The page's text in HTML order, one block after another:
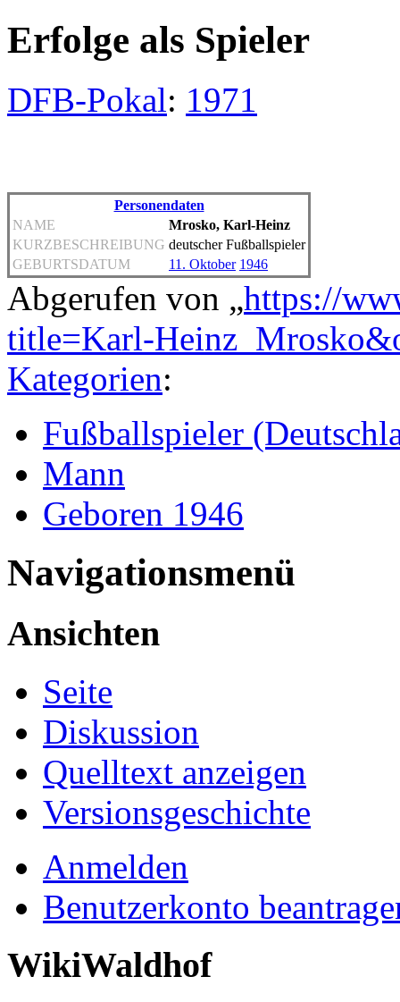
Erfolge als Spieler
DFB-Pokal: 1971
Personendaten
NAME
Mrosko, Karl-Heinz
KURZBESCHREIBUNG deutscher Fußballspieler
GEBURTSDATUM
11. Oktober 1946
Abgerufen von „https://
title=Karl-
Kategorien:
Fußballspieler
Mann
Geboren 1946
Navigationsmenü
Ansichten
Seite
Diskussion
Quelltext anzeigen
Versionsgeschichte
Anmelden
Benutzerkonto
WikiWaldhof